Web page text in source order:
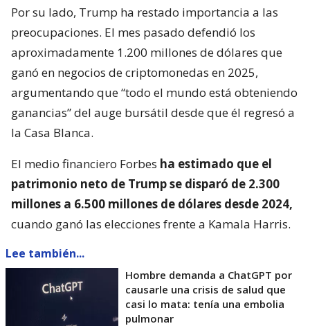
Por su lado, Trump ha restado importancia a las
preocupaciones. El mes pasado defendió los
aproximadamente 1.200 millones de dólares que
ganó en negocios de criptomonedas en 2025,
argumentando que “todo el mundo está obteniendo
ganancias” del auge bursátil desde que él regresó a
la Casa Blanca.
El medio financiero Forbes ha estimado que el
patrimonio neto de Trump se disparó de 2.300
millones a 6.500 millones de dólares desde 2024,
cuando ganó las elecciones frente a Kamala Harris.
Lee también...
Hombre demanda a ChatGPT por
causarle una crisis de salud que
casi lo mata: tenía una embolia
pulmonar